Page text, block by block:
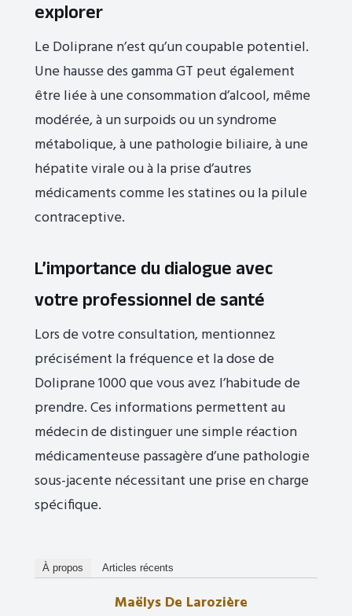
explorer
Le Doliprane n’est qu’un coupable potentiel.
Une hausse des gamma GT peut également
être liée à une consommation d’alcool, même
modérée, à un surpoids ou un syndrome
métabolique, à une pathologie biliaire, à une
hépatite virale ou à la prise d’autres
médicaments comme les statines ou la pilule
contraceptive.
L’importance du dialogue avec
votre professionnel de santé
Lors de votre consultation, mentionnez
précisément la fréquence et la dose de
Doliprane 1000 que vous avez l’habitude de
prendre. Ces informations permettent au
médecin de distinguer une simple réaction
médicamenteuse passagère d’une pathologie
sous-jacente nécessitant une prise en charge
spécifique.
À propos Articles récents
Maëlys De Larozière